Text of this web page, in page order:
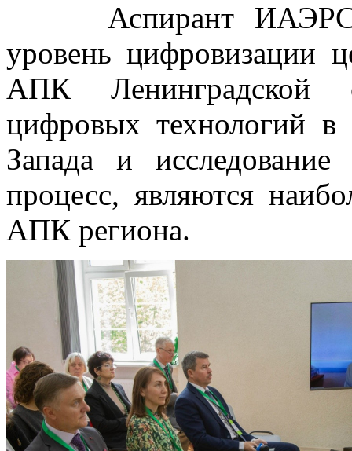
Аспирант ИАЭРСТ
уровень цифровизации
АПК Ленинградской
цифровых технологий
Запада и
процесс, являются
АПК региона.